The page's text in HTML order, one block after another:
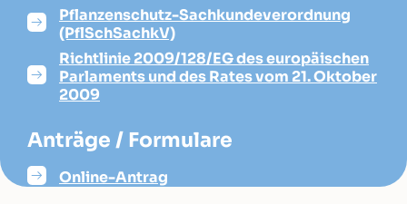
Pflanzenschutz-Sachkundeverordnung
(PflSchSachkV)
Richtlinie 2009/128/EG des europäischen
Parlaments und des Rates vom 21. Oktober
2009
Anträge / Formulare
Online-Antrag